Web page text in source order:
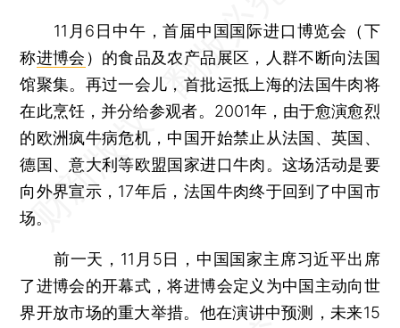
11月6日中午，首届中国国际进口博览会（下
称进博会 ）的食品及农产品展区，人群不断向法国
馆聚集。再过一会儿，首批运抵上海的法国牛肉将
在此烹饪，并分给参观者。2001年，由于愈演愈烈
的欧洲疯牛病危机，中国开始禁止从法国、英国、
德国、意大利等欧盟国家进口牛肉。这场活动是要
向外界宣示，17年后，法国牛肉终于回到了中国市
场。
前一天，11月5日，中国国家主席习近平出席
了进博会的开幕式，将进博会定义为中国主动向世
界开放市场的重大举措。他在演讲中预测，未来15